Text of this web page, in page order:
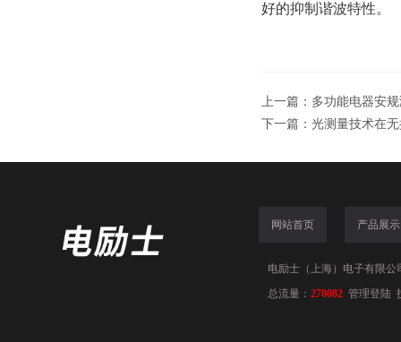
好的抑制谐波特性。
上一篇： 多功能电器安
下一篇： 光测量技术在
网站首页 产品展示
电励士（上海）电子有限公
总流量： 270082 管理登陆